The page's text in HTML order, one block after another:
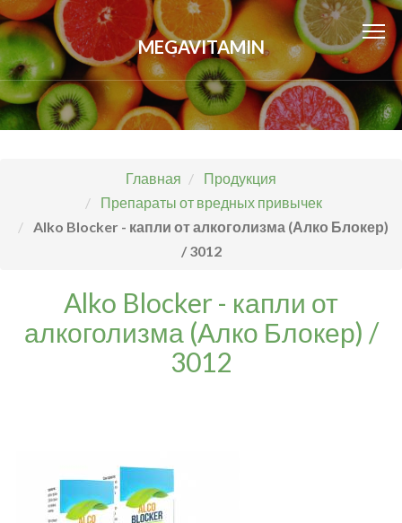
MEGAVITAMIN
Главная
Продукция
Препараты от вредных привычек
Alko Blocker - капли от алкоголизма (Алко Блокер)
/ 3012
Alko Blocker - капли от
алкоголизма (Алко Блокер) /
3012